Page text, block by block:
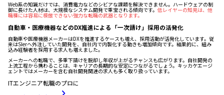
Web系の知識だけでは、消費電力などのシビアな課題を解決できません。ハードウェアの制
御に長けた人材は、大規模なシステム開発で重宝される傾向です。 低レイヤーの知見は、他
職種には容易に模倣できない強力な転職の武器となります。
自動車・医療機器などのDX推進による「一次請け」採用の活発化
自動車や医療機器メーカーはDXを推進するケースも増え、採用活動が活発化しています。従
来はSIerへ外注していた開発を、自社内で内製化する動きも増加傾向です。結果的に、組み
込み経験者を採用する求人も増えました。
メーカーへの転職で、多重下請けを脱却し年収が上がるチャンスも広がります。自社開発の
上流工程から携わることは、キャリアの長期的な安定につながるでしょう。キッカケエージ
ェントではメーカーを含む自社開発関連の求人も多く取り扱っています。
ITエンジニア転職のプロに